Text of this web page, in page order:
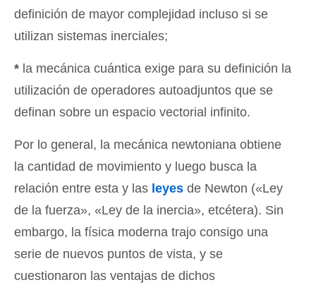
definición de mayor complejidad incluso si se
utilizan sistemas inerciales;
* la mecánica cuántica exige para su definición la
utilización de operadores autoadjuntos que se
definan sobre un espacio vectorial infinito.
Por lo general, la mecánica newtoniana obtiene
la cantidad de movimiento y luego busca la
relación entre esta y las leyes de Newton («Ley
de la fuerza», «Ley de la inercia», etcétera). Sin
embargo, la física moderna trajo consigo una
serie de nuevos puntos de vista, y se
cuestionaron las ventajas de dichos